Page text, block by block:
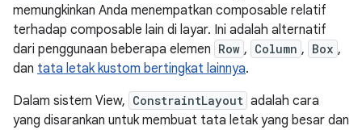
memungkinkan Anda menempatkan composable relatif
terhadap composable lain di layar. Ini adalah alternatif
dari penggunaan beberapa elemen Row , Column , Box ,
dan tata letak kustom bertingkat lainnya.
Dalam sistem View, ConstraintLayout adalah cara
yang disarankan untuk membuat tata letak yang besar dan